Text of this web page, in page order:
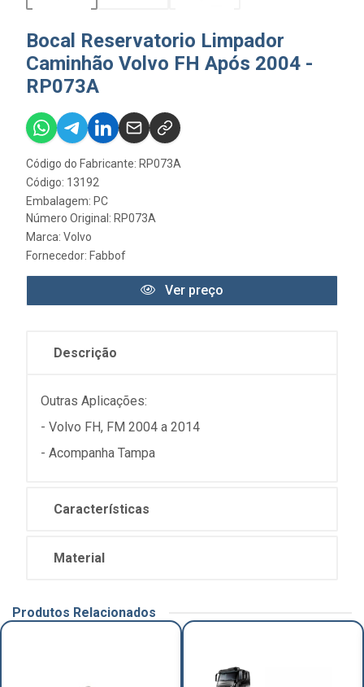
Bocal Reservatorio Limpador
Caminhão Volvo FH Após 2004 -
RP073A
Código do Fabricante: RP073A
Código: 13192
Embalagem: PC
Número Original: RP073A
Marca: Volvo
Fornecedor: Fabbof
Ver preço
Descrição
Outras Aplicações:
- Volvo FH, FM 2004 a 2014
- Acompanha Tampa
Características
Material
Produtos Relacionados